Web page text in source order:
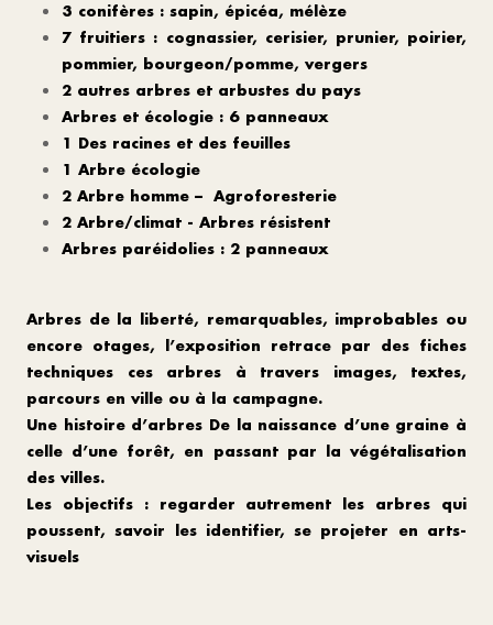
3 conifères : sapin, épicéa, mélèze
7 fruitiers : cognassier, cerisier, prunier, poirier,
pommier, bourgeon/pomme, vergers
2 autres arbres et arbustes du pays
Arbres et écologie : 6 panneaux
1 Des racines et des feuilles
1 Arbre écologie
2 Arbre homme – Agroforesterie
2 Arbre/climat - Arbres résistent
Arbres paréidolies : 2 panneaux
Arbres de la liberté, remarquables, improbables ou
encore otages, l’exposition retrace par des fiches
techniques ces arbres à travers images, textes,
parcours en ville ou à la campagne.
Une histoire d’arbres De la naissance d’une graine à
celle d’une forêt, en passant par la végétalisation
des villes.
Les objectifs : regarder autrement les arbres qui
poussent, savoir les identifier, se projeter en arts-
visuels